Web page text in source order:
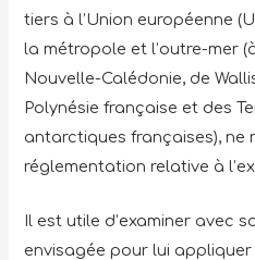
tiers à l’Union européenne
la métropole et l’outre-mer
Nouvelle-Calédonie, de
Polynésie française et des
antarctiques françaises), ne
réglementation relative à
Il est utile d’examiner avec
envisagée pour lui